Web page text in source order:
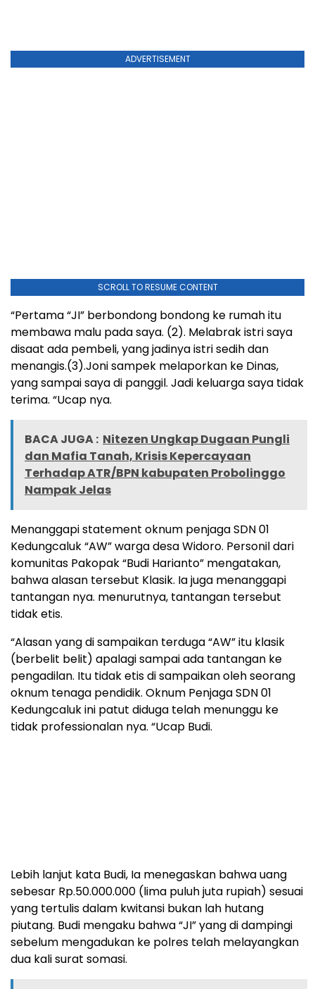
ADVERTISEMENT
SCROLL TO RESUME CONTENT
“Pertama “JI” berbondong bondong ke rumah itu
membawa malu pada saya. (2). Melabrak istri saya
disaat ada pembeli, yang jadinya istri sedih dan
menangis.(3).Joni sampek melaporkan ke Dinas,
yang sampai saya di panggil. Jadi keluarga saya tidak
terima. “Ucap nya.
BACA JUGA : Nitezen Ungkap Dugaan Pungli
dan Mafia Tanah, Krisis Kepercayaan
Terhadap ATR/BPN kabupaten Probolinggo
Nampak Jelas
Menanggapi statement oknum penjaga SDN 01
Kedungcaluk “AW” warga desa Widoro. Personil dari
komunitas Pakopak “Budi Harianto” mengatakan,
bahwa alasan tersebut Klasik. Ia juga menanggapi
tantangan nya. menurutnya, tantangan tersebut
tidak etis.
“Alasan yang di sampaikan terduga “AW” itu klasik
(berbelit belit) apalagi sampai ada tantangan ke
pengadilan. Itu tidak etis di sampaikan oleh seorang
oknum tenaga pendidik. Oknum Penjaga SDN 01
Kedungcaluk ini patut diduga telah menunggu ke
tidak professionalan nya. “Ucap Budi.
Lebih lanjut kata Budi, Ia menegaskan bahwa uang
sebesar Rp.50.000.000 (lima puluh juta rupiah) sesuai
yang tertulis dalam kwitansi bukan lah hutang
piutang. Budi mengaku bahwa “JI” yang di dampingi
sebelum mengadukan ke polres telah melayangkan
dua kali surat somasi.